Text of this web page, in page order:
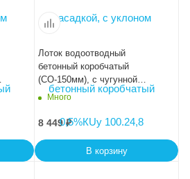
Лоток водоотводный
бетонный коробчатый
(СО-150мм), с чугунной
насадкой, с уклоном 0,5%
BGZ-S, № -4
Много
8 449₽
В корзину